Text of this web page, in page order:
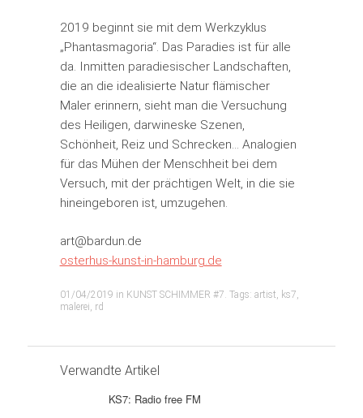
2019 beginnt sie mit dem Werkzyklus
„Phantasmagoria“. Das Paradies ist für alle
da. Inmitten paradiesischer Landschaften,
die an die idealisierte Natur flämischer
Maler erinnern, sieht man die Versuchung
des Heiligen, darwineske Szenen,
Schönheit, Reiz und Schrecken… Analogien
für das Mühen der Menschheit bei dem
Versuch, mit der prächtigen Welt, in die sie
hineingeboren ist, umzugehen.
art@bardun.de
osterhus-kunst-in-hamburg.de
01/04/2019 in KUNST SCHIMMER #7. Tags: artist, ks7,
malerei, rd
Verwandte Artikel
KS7: Radio free FM